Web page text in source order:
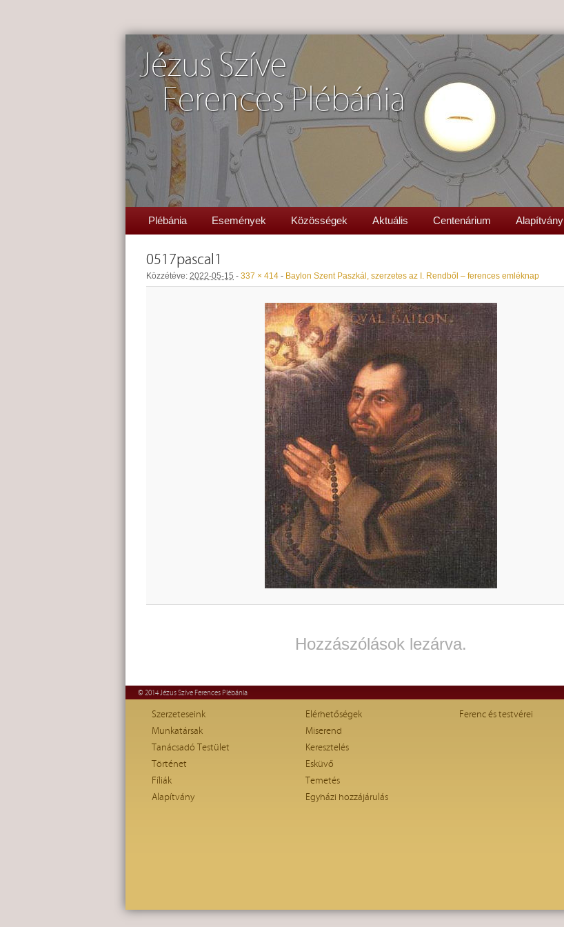
Jézus Szíve
Ferences Plébánia
Plébánia Események Közösségek Aktuális Centenárium Alapítvány
0517pascal1
Közzétéve: 2022-05-15 - 337 × 414 - Baylon Szent Paszkál, szerzetes az I. Rendből – ferences emléknap
Hozzászólások lezárva.
© 2014 Jézus Szíve Ferences Plébánia
Szerzeteseink
Munkatársak
Tanácsadó Testület
Történet
Fíliák
Alapítvány
Elérhetőségek
Miserend
Keresztelés
Esküvő
Temetés
Egyházi hozzájárulás
Ferenc és testvérei